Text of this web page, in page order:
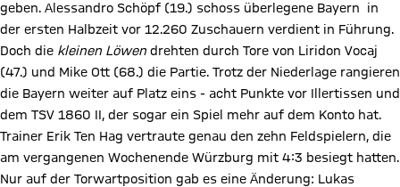
geben. Alessandro Schöpf (19.) schoss überlegene Bayern in
der ersten Halbzeit vor 12.260 Zuschauern verdient in Führung.
Doch die kleinen Löwen drehten durch Tore von Liridon Vocaj
(47.) und Mike Ott (68.) die Partie. Trotz der Niederlage rangieren
die Bayern weiter auf Platz eins - acht Punkte vor Illertissen und
dem TSV 1860 II, der sogar ein Spiel mehr auf dem Konto hat.
Trainer Erik Ten Hag vertraute genau den zehn Feldspielern, die
am vergangenen Wochenende Würzburg mit 4:3 besiegt hatten.
Nur auf der Torwartposition gab es eine Änderung: Lukas